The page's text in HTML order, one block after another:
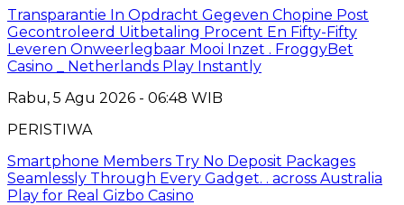
Transparantie In Opdracht Gegeven Chopine Post
Gecontroleerd Uitbetaling Procent En Fifty-Fifty
Leveren Onweerlegbaar Mooi Inzet . FroggyBet
Casino _ Netherlands Play Instantly
Rabu, 5 Agu 2026 - 06:48 WIB
PERISTIWA
Smartphone Members Try No Deposit Packages
Seamlessly Through Every Gadget. . across Australia
Play for Real Gizbo Casino